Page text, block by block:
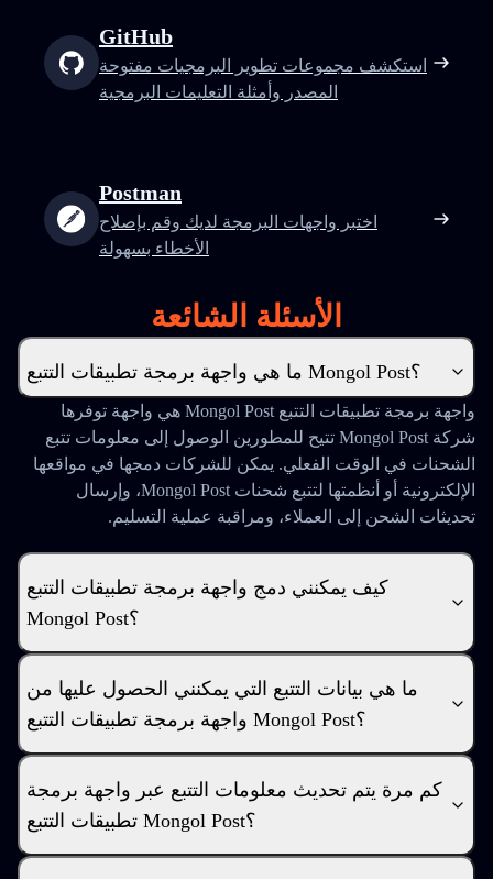
GitHub
استكشف مجموعات تطوير البرمجيات مفتوحة
المصدر وأمثلة التعليمات البرمجية
Postman
اختبر واجهات البرمجة لديك وقم بإصلاح
الأخطاء بسهولة
الأسئلة الشائعة
ما هي واجهة برمجة تطبيقات التتبع Mongol Post؟
واجهة برمجة تطبيقات التتبع Mongol Post هي واجهة توفرها
شركة Mongol Post تتيح للمطورين الوصول إلى معلومات تتبع
الشحنات في الوقت الفعلي. يمكن للشركات دمجها في مواقعها
الإلكترونية أو أنظمتها لتتبع شحنات Mongol Post، وإرسال
تحديثات الشحن إلى العملاء، ومراقبة عملية التسليم.
كيف يمكنني دمج واجهة برمجة تطبيقات التتبع
Mongol Post؟
ما هي بيانات التتبع التي يمكنني الحصول عليها من
واجهة برمجة تطبيقات التتبع Mongol Post؟
كم مرة يتم تحديث معلومات التتبع عبر واجهة برمجة
تطبيقات التتبع Mongol Post؟